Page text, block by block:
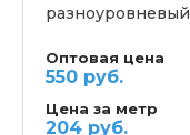
разноуровневый
Оптовая цена
550 руб.
Цена за метр
204 руб.